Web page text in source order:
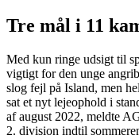
Tre mål i 11
Med kun ringe udsigt til
vigtigt for den unge
slog fejl på Island, men
sat et nyt lejeophold i
af august 2022, meldte
2. division indtil